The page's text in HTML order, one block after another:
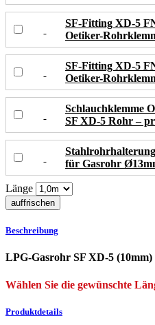
SF-Fitting XD-5
Oetiker-
SF-Fitting XD-5
Oetiker-
Schlauchklemme
SF XD-5 Rohr –
für Gasrohr
Länge
Beschreibung
LPG-Gasrohr SF XD-5
Wählen Sie die gewünschte
Produktdetails